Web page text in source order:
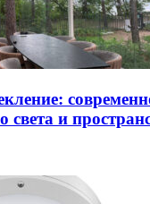
света и